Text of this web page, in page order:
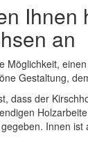
Ihnen
an
Möglichkeit,
Gestaltung,
dass der
Innen